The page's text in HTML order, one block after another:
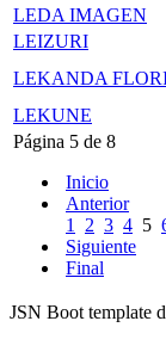
LEDA IMAGEN
LEIZURI
LEKANDA
LEKUNE
Página 5 de 8
Inicio
Anterior
1
2 3 4 5
Siguiente
Final
JSN Boot template